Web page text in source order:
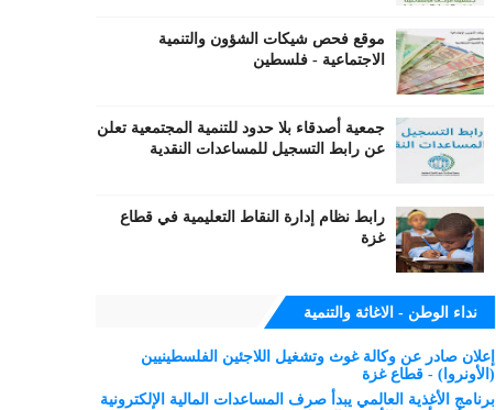
موقع فحص شيكات الشؤون والتنمية
الاجتماعية - فلسطين
جمعية أصدقاء بلا حدود للتنمية المجتمعية تعلن
عن رابط التسجيل للمساعدات النقدية
رابط نظام إدارة النقاط التعليمية في قطاع
غزة
نداء الوطن - الاغاثة والتنمية
إعلان صادر عن وكالة غوث وتشغيل اللاجئين الفلسطينيين
(الأونروا) - قطاع غزة
برنامج الأغذية العالمي يبدأ صرف المساعدات المالية الإلكترونية